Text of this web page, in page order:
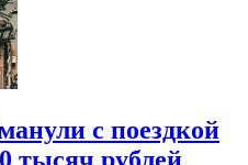
с поездкой
тысяч рублей